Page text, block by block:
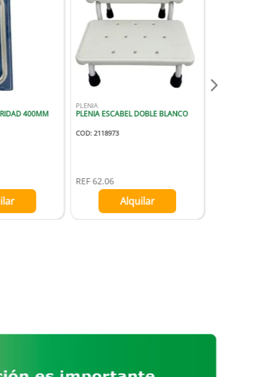
400MM
PLENIA
PLENIA ESCABEL DOBLE BLANCO
COD: 2118973
REF 62.06
Alquilar